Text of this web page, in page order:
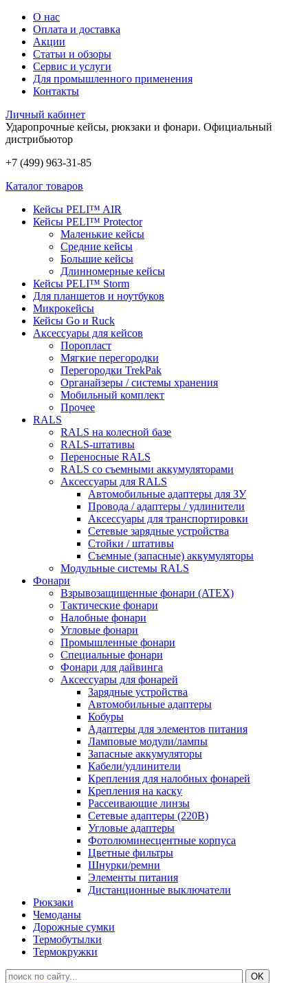
О нас
Оплата и доставка
Акции
Статьи и обзоры
Сервис и услуги
Для промышленного применения
Контакты
Личный кабинет
Ударопрочные кейсы, рюкзаки и фонари. Официальный
дистрибьютор
+7 (499) 963-31-85
Каталог товаров
Кейсы PELI™ AIR
Кейсы PELI™ Protector
Маленькие кейсы
Средние кейсы
Большие кейсы
Длинномерные кейсы
Кейсы PELI™ Storm
Для планшетов и ноутбуков
Микрокейсы
Кейсы Go и Ruck
Аксессуары для кейсов
Поропласт
Мягкие перегородки
Перегородки TrekPak
Органайзеры / системы хранения
Мобильный комплект
Прочее
RALS
RALS на колесной базе
RALS-штативы
Переносные RALS
RALS со съемными аккумуляторами
Аксессуары для RALS
Автомобильные адаптеры для ЗУ
Провода / адаптеры / удлинители
Аксессуары для транспортировки
Сетевые зарядные устройства
Стойки / штативы
Съемные (запасные) аккумуляторы
Модульные системы RALS
Фонари
Взрывозащищенные фонари (ATEX)
Тактические фонари
Налобные фонари
Угловые фонари
Промышленные фонари
Специальные фонари
Фонари для дайвинга
Аксессуары для фонарей
Зарядные устройства
Автомобильные адаптеры
Кобуры
Адаптеры для элементов питания
Ламповые модули/лампы
Запасные аккумуляторы
Кабели/удлинители
Крепления для налобных фонарей
Крепления на каску
Рассеивающие линзы
Сетевые адаптеры (220В)
Угловые адаптеры
Фотолюминесцентные корпуса
Цветные фильтры
Шнурки/ремни
Элементы питания
Дистанционные выключатели
Рюкзаки
Чемоданы
Дорожные сумки
Термобутылки
Термокружки